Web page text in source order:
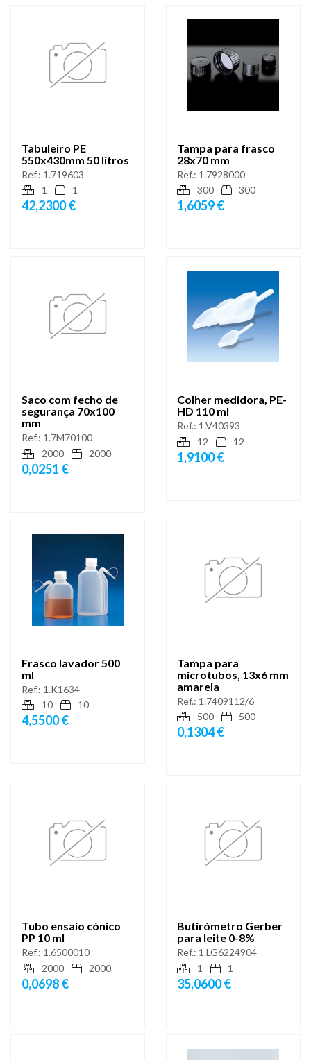
Tabuleiro PE
550x430mm 50 litros
Ref.: 1.719603
1
1
42,2300 €
Tampa para frasco
28x70 mm
Ref.: 1.7928000
300
300
1,6059 €
Saco com fecho de
segurança 70x100
mm
Ref.: 1.7M70100
2000
2000
0,0251 €
Colher medidora, PE-
HD 110 ml
Ref.: 1.V40393
12
12
1,9100 €
Frasco lavador 500
ml
Ref.: 1.K1634
10
10
4,5500 €
Tampa para
microtubos, 13x6 mm
amarela
Ref.: 1.7409112/6
500
500
0,1304 €
Tubo ensaio cónico
PP 10 ml
Ref.: 1.6500010
2000
2000
0,0698 €
Butirómetro Gerber
para leite 0-8%
Ref.: 1.LG6224904
1
1
35,0600 €